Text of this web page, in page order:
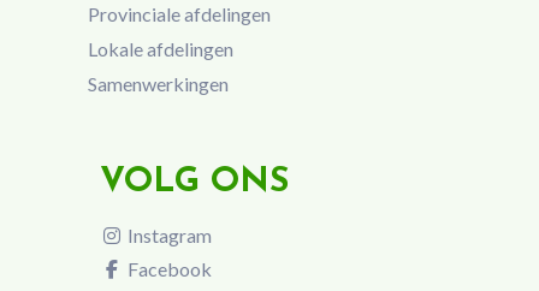
Provinciale afdelingen
Lokale afdelingen
Samenwerkingen
VOLG ONS
Instagram
Facebook